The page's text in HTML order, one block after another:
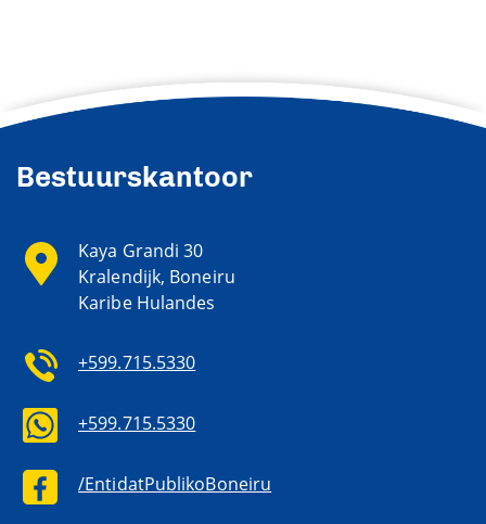
Bestuurskantoor
Kaya Grandi 30
Kralendijk, Boneiru
Karibe Hulandes
+599.715.5330
+599.715.5330
/EntidatPublikoBoneiru